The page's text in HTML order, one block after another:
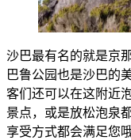
沙巴最有名的就是京
巴鲁公园也是沙巴的
客们还可以在这附近
景点，或是放松泡泉
享受方式都会满足您